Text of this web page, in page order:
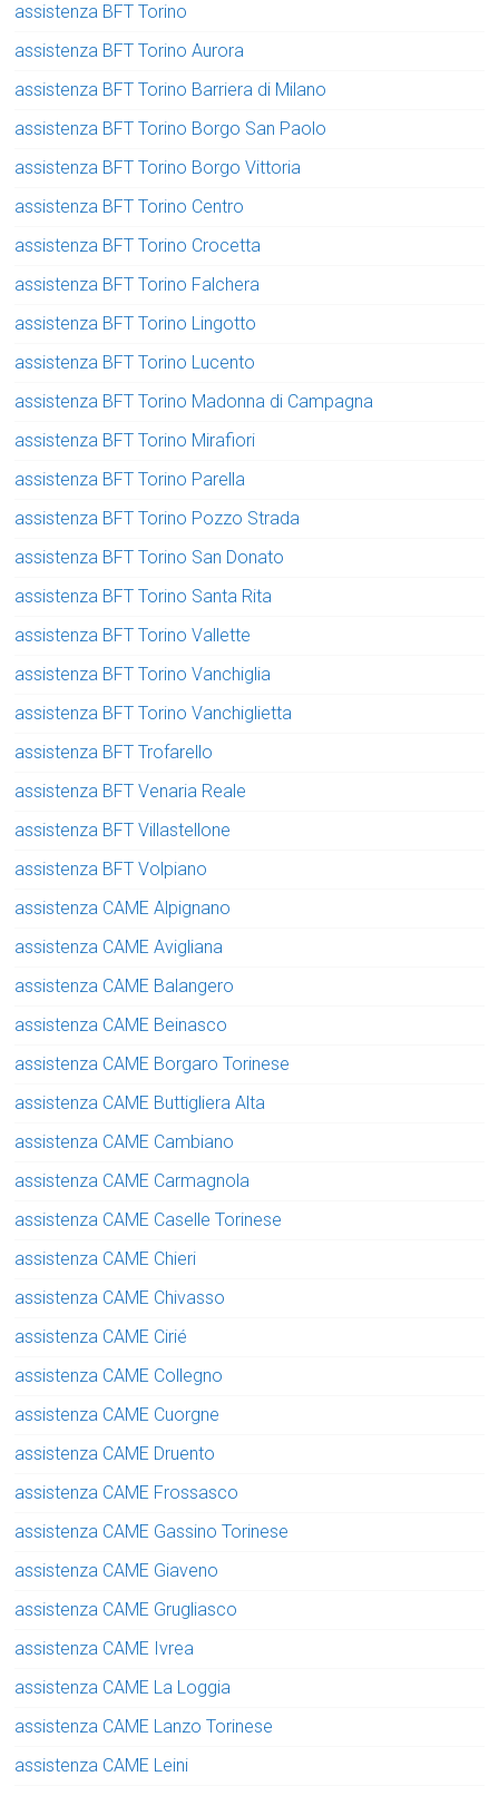
assistenza BFT Torino
assistenza BFT Torino Aurora
assistenza BFT Torino Barriera di Milano
assistenza BFT Torino Borgo San Paolo
assistenza BFT Torino Borgo Vittoria
assistenza BFT Torino Centro
assistenza BFT Torino Crocetta
assistenza BFT Torino Falchera
assistenza BFT Torino Lingotto
assistenza BFT Torino Lucento
assistenza BFT Torino Madonna di Campagna
assistenza BFT Torino Mirafiori
assistenza BFT Torino Parella
assistenza BFT Torino Pozzo Strada
assistenza BFT Torino San Donato
assistenza BFT Torino Santa Rita
assistenza BFT Torino Vallette
assistenza BFT Torino Vanchiglia
assistenza BFT Torino Vanchiglietta
assistenza BFT Trofarello
assistenza BFT Venaria Reale
assistenza BFT Villastellone
assistenza BFT Volpiano
assistenza CAME Alpignano
assistenza CAME Avigliana
assistenza CAME Balangero
assistenza CAME Beinasco
assistenza CAME Borgaro Torinese
assistenza CAME Buttigliera Alta
assistenza CAME Cambiano
assistenza CAME Carmagnola
assistenza CAME Caselle Torinese
assistenza CAME Chieri
assistenza CAME Chivasso
assistenza CAME Cirié
assistenza CAME Collegno
assistenza CAME Cuorgne
assistenza CAME Druento
assistenza CAME Frossasco
assistenza CAME Gassino Torinese
assistenza CAME Giaveno
assistenza CAME Grugliasco
assistenza CAME Ivrea
assistenza CAME La Loggia
assistenza CAME Lanzo Torinese
assistenza CAME Leini